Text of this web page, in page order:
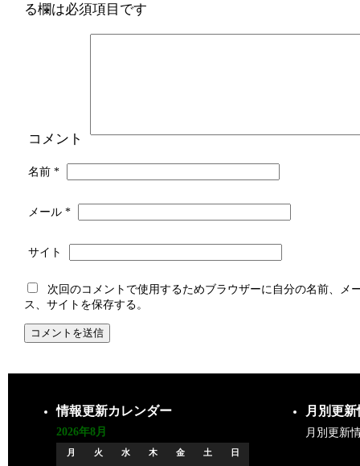
る欄は必須項目です
コメント
名前 *
メール *
サイト
次回のコメントで使用するためブラウザーに自分の名前、メ
ス、サイトを保存する。
情報更新カレンダー
2026年8月
月 火 水 木 金 土 日
月別更
月別更新